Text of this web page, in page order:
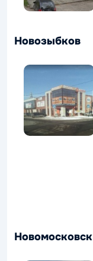
Новозыбков
Новомосковск